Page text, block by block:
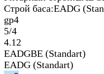
Строй баса:EADG
gp4
5/4
4.12
EADGBE (Standart)
EADG (Standart)